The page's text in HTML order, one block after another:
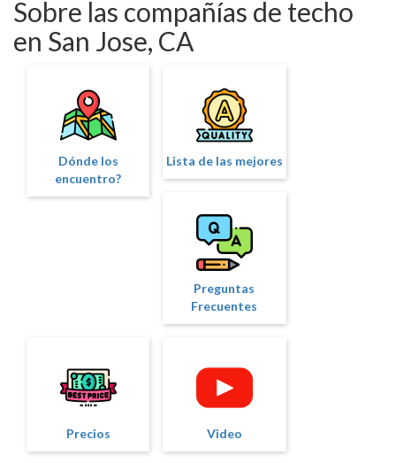
Sobre las compañías de techo
en San Jose, CA
Dónde los
encuentro?
Lista de las mejores
Preguntas
Frecuentes
Precios Video